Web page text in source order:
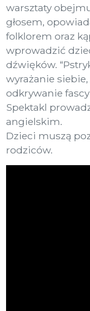
warsztaty
głosem,
folklorem oraz
wprowadzić
dźwięków.
wyrażanie siebie,
odkrywanie
Spektakl
angielskim.
Dzieci muszą
rodziców.